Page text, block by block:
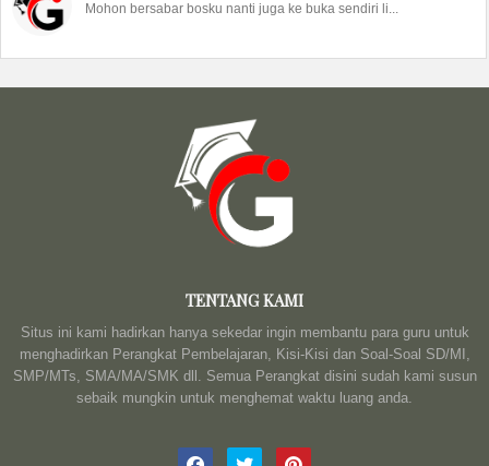
Mohon bersabar bosku nanti juga ke buka sendiri li...
TENTANG KAMI
Situs ini kami hadirkan hanya sekedar ingin membantu para guru untuk
menghadirkan Perangkat Pembelajaran, Kisi-Kisi dan Soal-Soal SD/MI,
SMP/MTs, SMA/MA/SMK dll. Semua Perangkat disini sudah kami susun
sebaik mungkin untuk menghemat waktu luang anda.